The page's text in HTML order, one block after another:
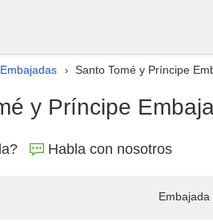
Embajadas › Santo Tomé y Príncipe
y Príncipe
Habla con nosotros
Embajada